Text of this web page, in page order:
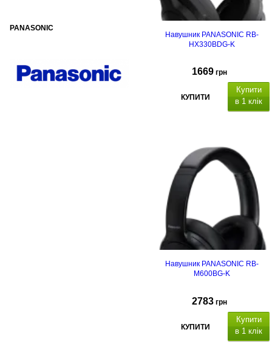
PANASONIC
Навушник PANASONIC RB-
HX330BDG-K
1669 грн
КУПИТИ
Купити
в 1 клік
Навушник PANASONIC RB-
M600BG-K
2783 грн
КУПИТИ
Купити
в 1 клік